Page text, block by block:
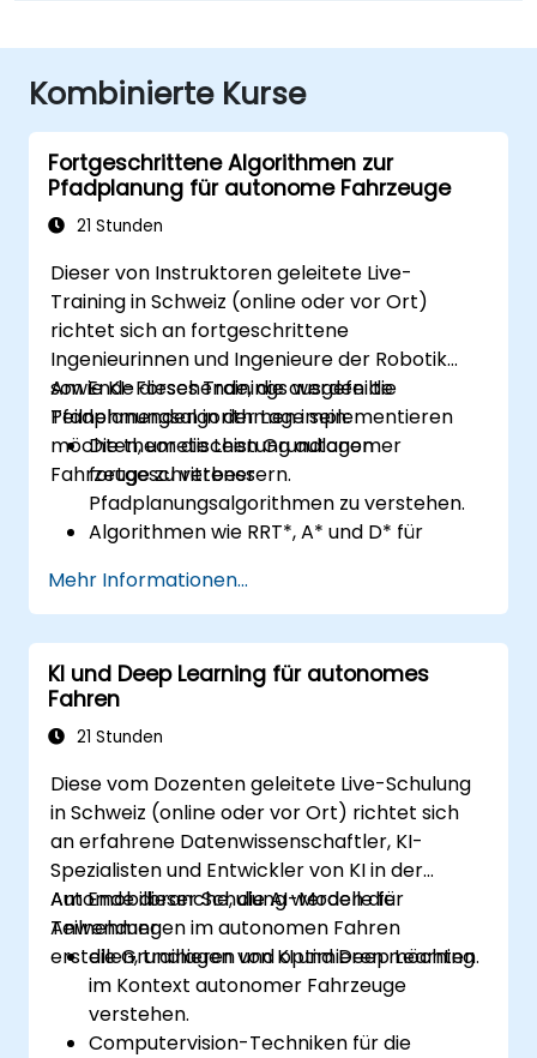
Kombinierte Kurse
Fortgeschrittene Algorithmen zur
Pfadplanung für autonome Fahrzeuge
21 Stunden
Dieser von Instruktoren geleitete Live-
Training in Schweiz (online oder vor Ort)
richtet sich an fortgeschrittene
Ingenieurinnen und Ingenieure der Robotik
sowie KI-Forschende, die ausgefeilte
Pfadplanungsalgorithmen implementieren
möchten, um die Leistung autonomer
Fahrzeuge zu verbessern.
Am Ende dieses Trainings werden die
Teilnehmenden in der Lage sein:
Die theoretischen Grundlagen
fortgeschrittener
Pfadplanungsalgorithmen zu verstehen.
Algorithmen wie RRT*, A* und D* für
Pfadplanung für Hindernisvermeidung und
dynamische Umgebungen zu optimieren.
Pfadplanungsalgorithmen mit
Sensordaten zu integrieren, um die
Genauigkeit zu erhöhen.
Die Leistung verschiedener Algorithmen in
Mehr Informationen...
KI und Deep Learning für autonomes
Fahren
21 Stunden
Diese vom Dozenten geleitete Live-Schulung
in Schweiz (online oder vor Ort) richtet sich
an erfahrene Datenwissenschaftler, KI-
Spezialisten und Entwickler von KI in der
Automobilbranche, die AI-Modelle für
Anwendungen im autonomen Fahren
erstellen, trainieren und optimieren möchten.
Am Ende dieser Schulung werden die
Teilnehmer:
die Grundlagen von KI und Deep Learning
im Kontext autonomer Fahrzeuge
verstehen.
Computervision-Techniken für die